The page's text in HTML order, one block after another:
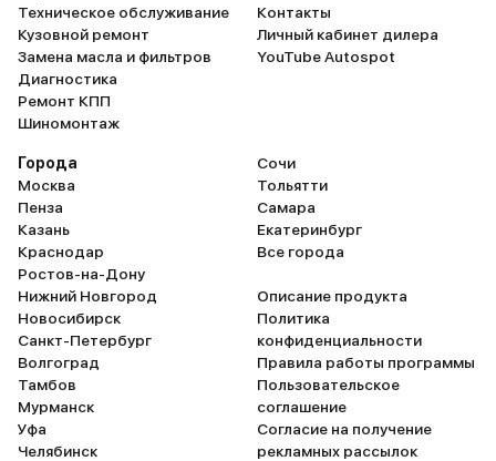
Техническое обслуживание
Кузовной ремонт
Замена масла и фильтров
Диагностика
Ремонт КПП
Шиномонтаж
Контакты
Личный кабинет дилера
YouTube Autospot
Города
Москва
Пенза
Казань
Краснодар
Ростов-на-Дону
Нижний Новгород
Новосибирск
Санкт-Петербург
Волгоград
Тамбов
Мурманск
Уфа
Челябинск
Сочи
Тольятти
Самара
Екатеринбург
Все города
Описание продукта
Политика
конфиденциальности
Правила работы программы
Пользовательское
соглашение
Согласие на получение
рекламных рассылок